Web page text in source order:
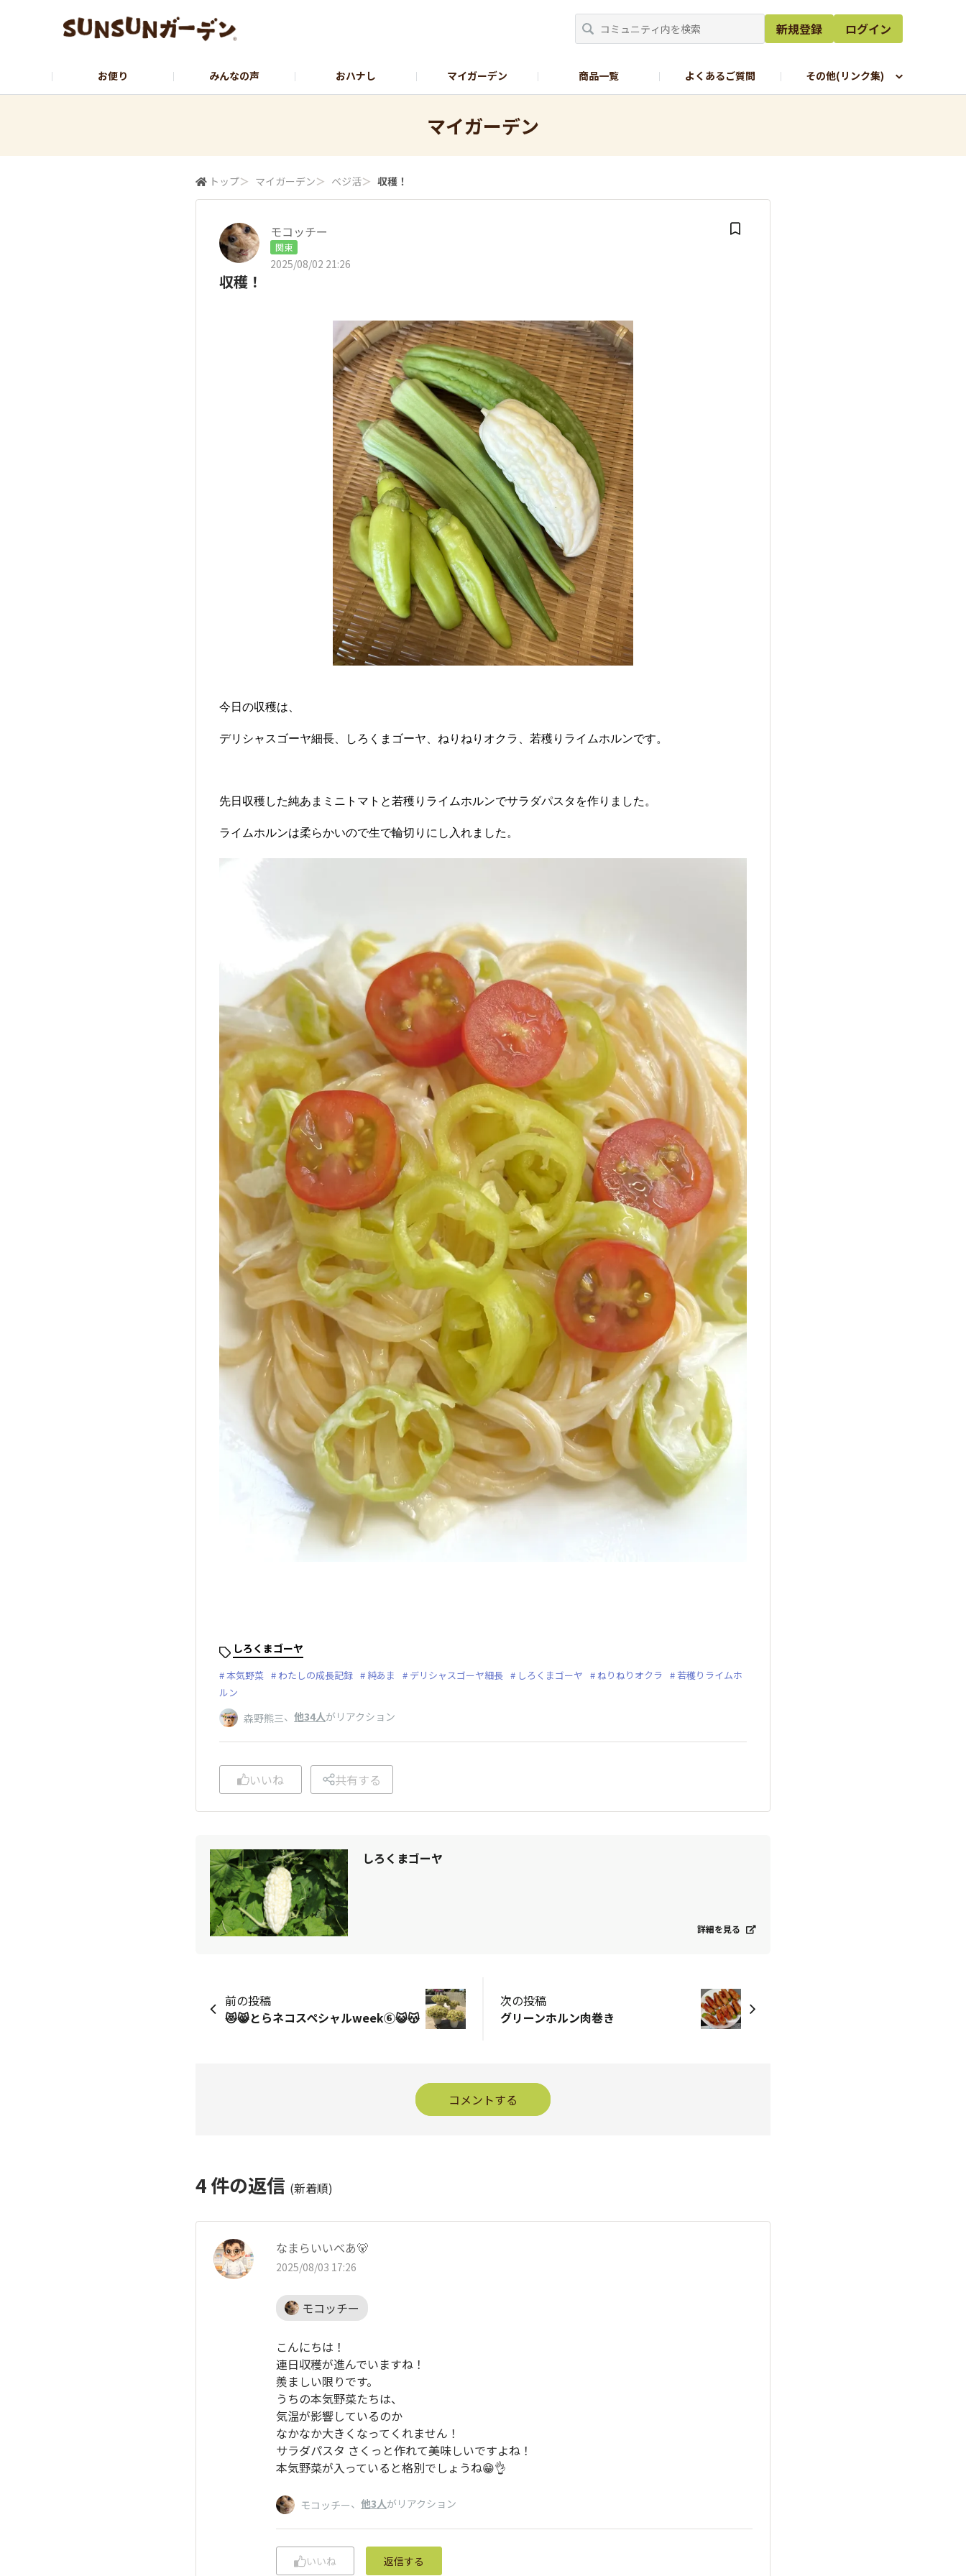
新規登録 ログイン
お便り みんなの声 おハナし マイガーデン 商品一覧 よくあるご質問 その他(リンク集)
マイガーデン
トップ＞ マイガーデン＞ ベジ活＞ 収穫！
モコッチー
関東
2025/08/02 21:26
収穫！
今日の収穫は、
デリシャスゴーヤ細長、しろくまゴーヤ、ねりねりオクラ、若穫りライムホルンです。
先日収穫した純あまミニトマトと若穫りライムホルンでサラダパスタを作りました。
ライムホルンは柔らかいので生で輪切りにし入れました。
しろくまゴーヤ
本気野菜 わたしの成長記録 純あま デリシャスゴーヤ細長 しろくまゴーヤ ねりねりオクラ
若穫りライムホ
ルン
森野熊三、 他34人がリアクション
いいね 共有する
しろくまゴーヤ
詳細を見る
前の投稿
😻😸とらネコスペシャルweek⑥😺😽
次の投稿
グリーンホルン肉巻き
コメントする
4件の返信 (新着順)
なまらいいべあ🐻
2025/08/03 17:26
モコッチー
こんにちは！
連日収穫が進んでいますね！
羨ましい限りです。
うちの本気野菜たちは、
気温が影響しているのか
なかなか大きくなってくれません！
サラダパスタ さくっと作れて美味しいですよね！
本気野菜が入っていると格別でしょうね😁👌
モコッチー、 他3人がリアクション
いいね 返信する